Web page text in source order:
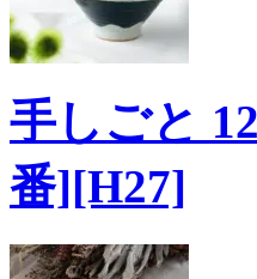
手しごと
番][H27]